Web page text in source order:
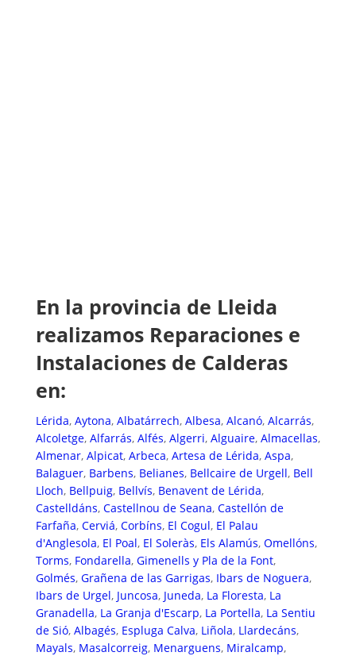
En la provincia de Lleida
realizamos Reparaciones e
Instalaciones de Calderas
en:
Lérida, Aytona, Albatárrech, Albesa, Alcanó, Alcarrás,
Alcoletge, Alfarrás, Alfés, Algerri, Alguaire, Almacellas,
Almenar, Alpicat, Arbeca, Artesa de Lérida, Aspa,
Balaguer, Barbens, Belianes, Bellcaire de Urgell, Bell
Lloch, Bellpuig, Bellvís, Benavent de Lérida,
Castelldáns, Castellnou de Seana, Castellón de
Farfaña, Cerviá, Corbíns, El Cogul, El Palau
d'Anglesola, El Poal, El Soleràs, Els Alamús, Omellóns,
Torms, Fondarella, Gimenells y Pla de la Font,
Golmés, Grañena de las Garrigas, Ibars de Noguera,
Ibars de Urgel, Juncosa, Juneda, La Floresta, La
Granadella, La Granja d'Escarp, La Portella, La Sentiu
de Sió, Albagés, Espluga Calva, Liñola, Llardecáns,
Mayals, Masalcorreig, Menarguens, Miralcamp,